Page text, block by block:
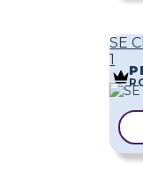
SE
1